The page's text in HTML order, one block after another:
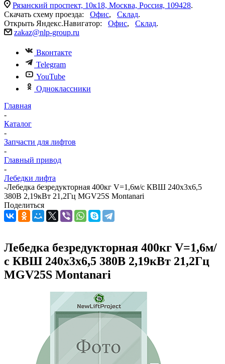
Рязанский проспект, 10к18, Москва, Россия, 109428.
Скачать схему проезда: Офис, Склад.
Открыть Яндекс.Навигатор: Офис, Склад.
zakaz@nlp-group.ru
Вконтакте
Telegram
YouTube
Одноклассники
Главная
-
Каталог
-
Запчасти для лифтов
-
Главный привод
-
Лебедки лифта
-Лебедка безредукторная 400кг V=1,6м/с КВШ 240х3х6,5
380В 2,19кВт 21,2Гц MGV25S Montanari
Поделиться
Лебедка безредукторная 400кг V=1,6м/
с КВШ 240х3х6,5 380В 2,19кВт 21,2Гц
MGV25S Montanari